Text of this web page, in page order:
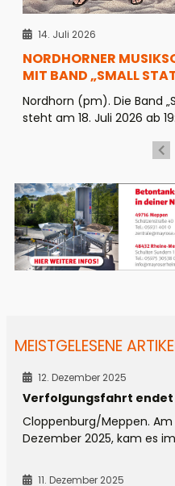
14. Juli 2026
NORDHORNER
MIT BAND „SMALL
Nordhorn (pm). Die Band
steht am 18. Juli 2026 ab
MEISTGELESENE
12. Dezember 2025
Verfolgungsfahrt endet
Cloppenburg/Meppen. Am
Dezember 2025, kam es im
11. Dezember 2025